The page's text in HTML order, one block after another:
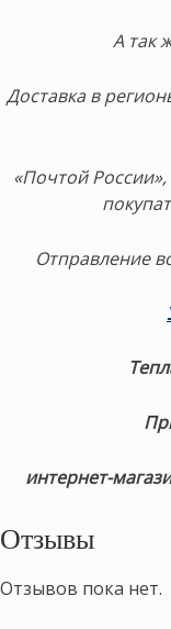
А так
Доставка в
«Почтой
Отправление
интернет-
Отзывы
Отзывов пока нет.